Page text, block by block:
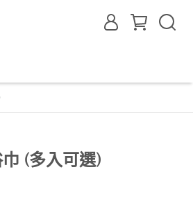
(多入可選)